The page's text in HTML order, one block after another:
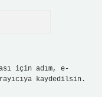
için adım, e-
kaydedilsin.